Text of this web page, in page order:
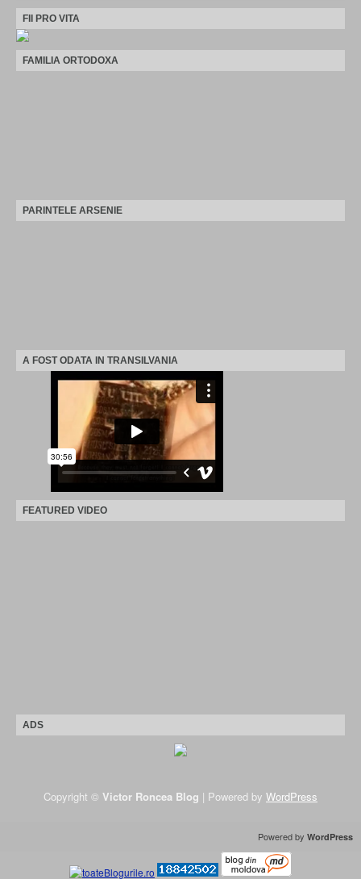
FII PRO VITA
FAMILIA ORTODOXA
PARINTELE ARSENIE
A FOST ODATA IN TRANSILVANIA
FEATURED VIDEO
ADS
Copyright © Victor Roncea Blog | Powered by WordPress
Powered by WordPress